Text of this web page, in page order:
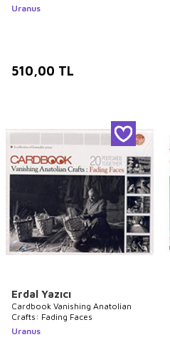
Uranus
510,00 TL
Erdal Yazıcı
Cardbook Vanishing Anatolian
Crafts: Fading Faces
Uranus